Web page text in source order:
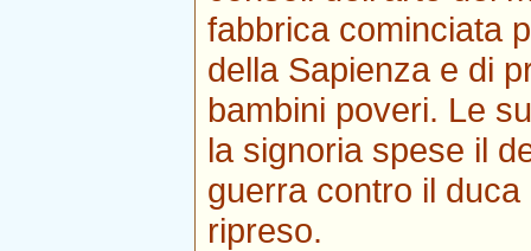
fabbrica cominciata
della Sapienza e di
bambini poveri. Le
la signoria spese il
guerra contro il
ripreso.